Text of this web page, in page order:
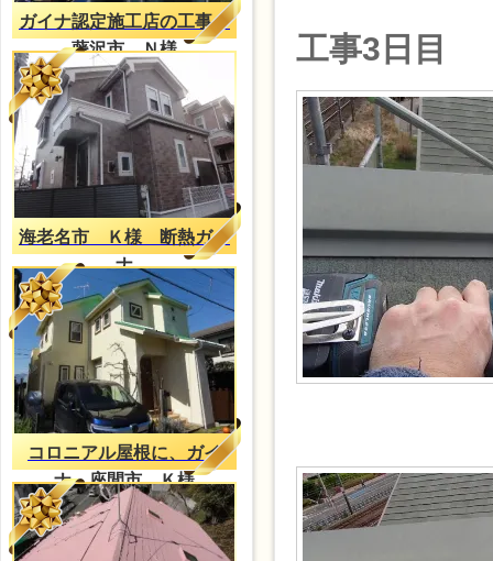
ガイナ認定施工店の工事
藤沢市 Ｎ様
海老名市 Ｋ様 断熱ガイ
ナ
コロニアル屋根に、ガイ
ナ。座間市、Ｋ様
工事3日目